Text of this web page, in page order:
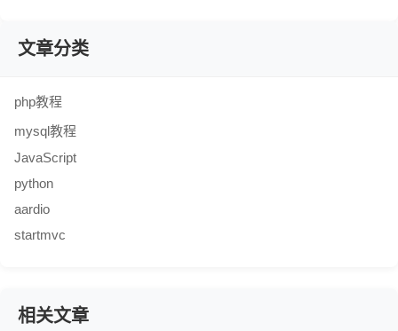
文章分类
php教程
mysql教程
JavaScript
python
aardio
startmvc
相关文章